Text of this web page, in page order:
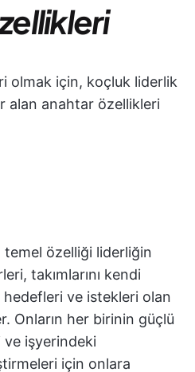
olmak için, koçluk liderlik
alan anahtar özellikleri
temel özelliği liderliğin
takımlarını kendi
hedefleri ve istekleri olan
Onların her birinin güçlü
işyerindeki
için onlara